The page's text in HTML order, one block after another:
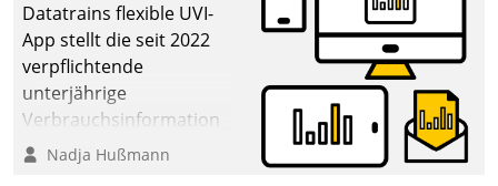
Datatrains flexible UVI-
App stellt die seit 2022
verpflichtende
unterjährige
Verbrauchsinformation
schnell, zuverlässig und
Nadja Hußmann